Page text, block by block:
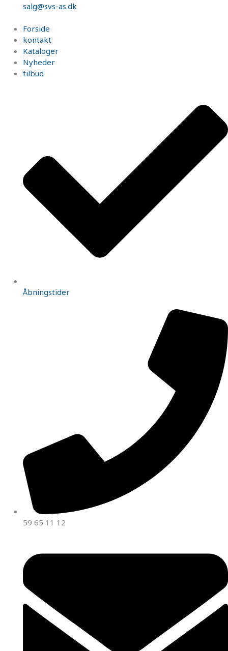
salg@svs-as.dk
Forside
kontakt
Kataloger
Nyheder
tilbud
Åbningstider
59 65 11 12